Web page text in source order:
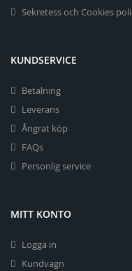
Sekretess och Cookies
KUNDSERVICE
Betalning
Leverans
Ångrat köp
FAQs
Personlig service
MITT KONTO
Logga in
Kundvagn